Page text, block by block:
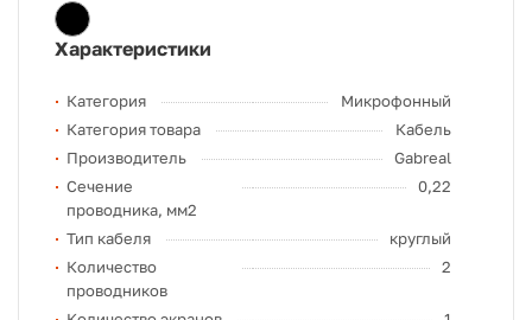
Характеристики
Категория
Микрофонный
Категория товара
Кабель
Производитель
Gabreal
Сечение
проводника, мм2
0,22
Тип кабеля
круглый
Количество
проводников
2